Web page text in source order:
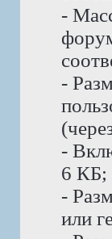
-
-
-
6 КБ;
-
или